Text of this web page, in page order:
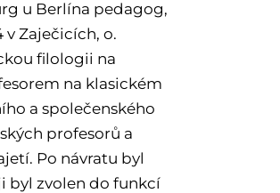
u Berlína pedagog,
v Zaječicích, o.
filologii na
na klasickém
a společenského
profesorů a
Po návratu byl
byl zvolen do funkcí